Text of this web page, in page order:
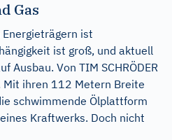
Gas
ist
ist groß, und aktuell
Ausbau. Von TIM SCHRÖDER
Mit ihren 112 Metern Breite
schwimmende Ölplattform
Kraftwerks. Doch nicht